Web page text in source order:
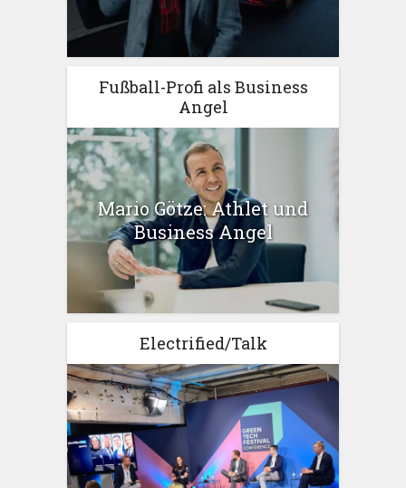
Fußball-Profi als Business
Angel
Mario Götze: Athlet und
Business Angel
Electrified/Talk